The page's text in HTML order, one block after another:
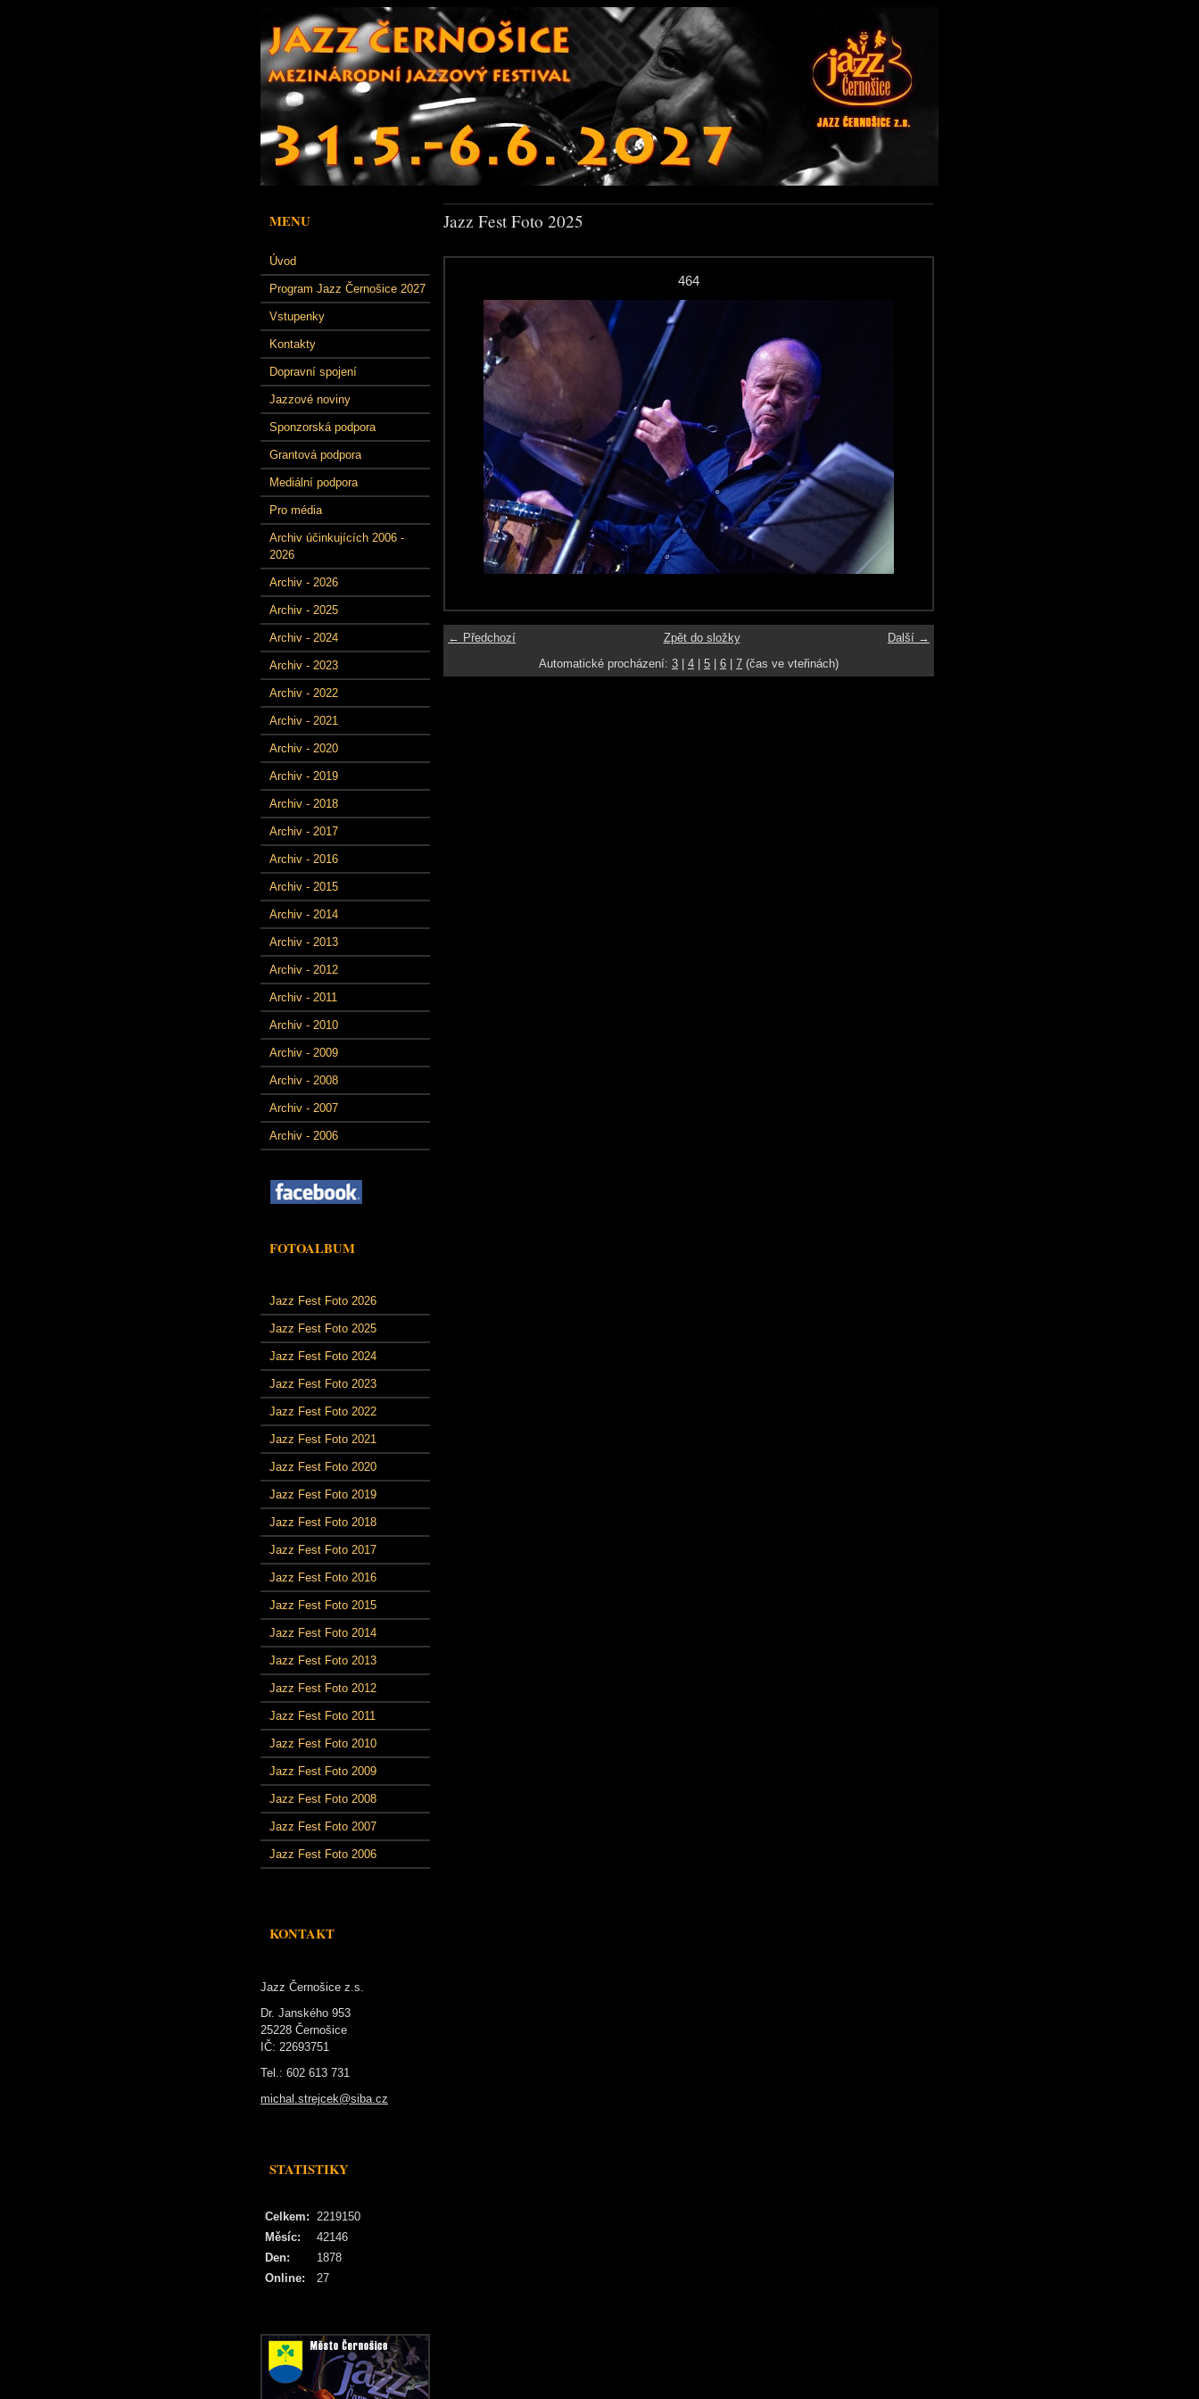
MENU
Úvod
Program Jazz Černošice 2027
Vstupenky
Kontakty
Dopravní spojení
Jazzové noviny
Sponzorská podpora
Grantová podpora
Mediální podpora
Pro média
Archiv účinkujících 2006 -
2026
Archiv - 2026
Archiv - 2025
Archiv - 2024
Archiv - 2023
Archiv - 2022
Archiv - 2021
Archiv - 2020
Archiv - 2019
Archiv - 2018
Archiv - 2017
Archiv - 2016
Archiv - 2015
Archiv - 2014
Archiv - 2013
Archiv - 2012
Archiv - 2011
Archiv - 2010
Archiv - 2009
Archiv - 2008
Archiv - 2007
Archiv - 2006
FOTOALBUM
Jazz Fest Foto 2026
Jazz Fest Foto 2025
Jazz Fest Foto 2024
Jazz Fest Foto 2023
Jazz Fest Foto 2022
Jazz Fest Foto 2021
Jazz Fest Foto 2020
Jazz Fest Foto 2019
Jazz Fest Foto 2018
Jazz Fest Foto 2017
Jazz Fest Foto 2016
Jazz Fest Foto 2015
Jazz Fest Foto 2014
Jazz Fest Foto 2013
Jazz Fest Foto 2012
Jazz Fest Foto 2011
Jazz Fest Foto 2010
Jazz Fest Foto 2009
Jazz Fest Foto 2008
Jazz Fest Foto 2007
Jazz Fest Foto 2006
KONTAKT
Jazz Černošice z.s.
Dr. Janského 953
25228 Černošice
IČ: 22693751
Tel.: 602 613 731
michal.strejcek@siba.cz
STATISTIKY
Online: 27
Celkem: 2219150
Měsíc:
42146
Den:
1878
Jazz Fest Foto 2025
464
← Předchozí Další →
Zpět do složky
Automatické procházení: 3 4 5 6 7 (čas ve vteřinách)